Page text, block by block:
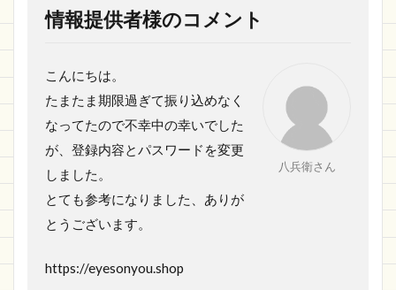
情報提供者様のコメント
八兵衛さん
こんにちは。
たまたま期限過ぎて振り込めなく
なってたので不幸中の幸いでした
が、登録内容とパスワードを変更
しました。
とても参考になりました、ありが
とうございます。
https://eyesonyou.shop